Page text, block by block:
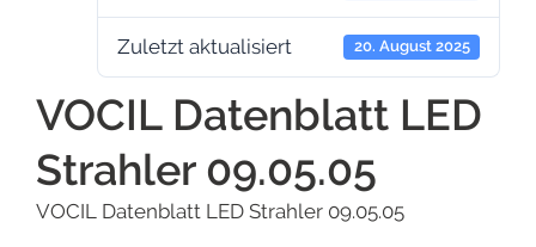
Zuletzt aktualisiert 20. August 2025
VOCIL Datenblatt LED
Strahler 09.05.05
VOCIL Datenblatt LED Strahler 09.05.05